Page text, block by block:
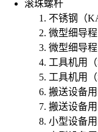
滚珠螺杆
不锈钢（
微型细导程
微型细导程
工具机用（
工具机用（
搬送设备
搬送设备用
小型设备用